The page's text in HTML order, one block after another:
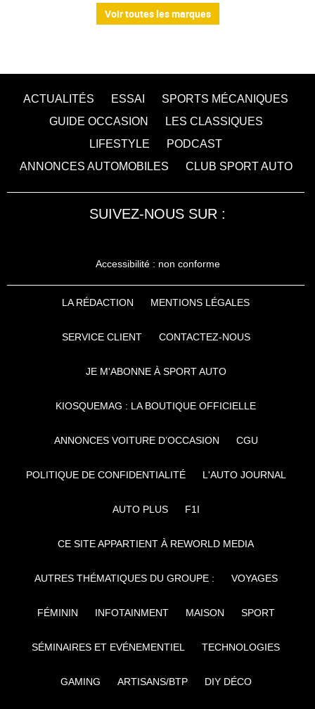
Voir toutes les marques
ACTUALITÉS ESSAI
SPORTS MÉCANIQUES
GUIDE OCCASION
LES CLASSIQUES
LIFESTYLE
PODCAST
ANNONCES AUTOMOBILES
CLUB SPORT AUTO
SUIVEZ-NOUS SUR :
Accessibilité : non conforme
LA RÉDACTION MENTIONS LÉGALES
SERVICE CLIENT CONTACTEZ-NOUS
JE M'ABONNE À SPORT AUTO
KIOSQUEMAG : LA BOUTIQUE OFFICIELLE
ANNONCES VOITURE D’OCCASION CGU
POLITIQUE DE CONFIDENTIALITÉ L'AUTO JOURNAL
AUTO PLUS F1I
CE SITE APPARTIENT À REWORLD MEDIA
AUTRES THÉMATIQUES DU GROUPE : VOYAGES
FÉMININ INFOTAINMENT MAISON SPORT
SÉMINAIRES ET EVÉNEMENTIEL TECHNOLOGIES
GAMING ARTISANS/BTP DIY DÉCO